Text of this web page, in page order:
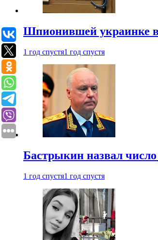
Шпионившей украинке
1 год спустя1 год спустя
Бастрыкин назвал
1 год спустя1 год спустя